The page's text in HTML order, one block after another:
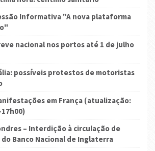
Informativa "A nova plataforma
nacional nos portos até 1 de julho
possíveis protestos de motoristas
em França (atualização:
– Interdição à circulação de
Banco Nacional de Inglaterra